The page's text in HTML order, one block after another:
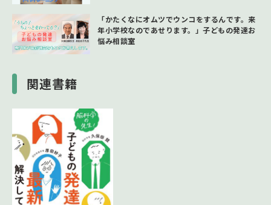
「かたくなにオムツでウンコをするんです。来
年小学校なのであせります。」子どもの発達お
悩み相談室
関連書籍